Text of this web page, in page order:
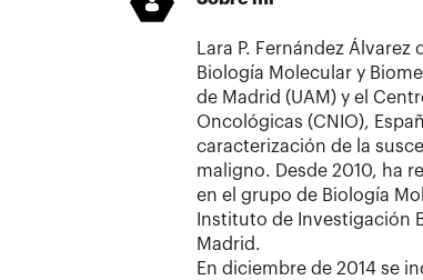
Lara P. Fernández
Biología Molecular y
de Madrid (UAM) y el
Oncológicas (CNIO),
caracterización de la
maligno. Desde 2010, ha
en el grupo de Biología
Instituto de Investigación
Madrid.
En diciembre de 2014 se